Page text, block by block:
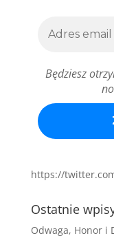
Będziesz
https://
Ostatnie
Odwaga, Honor i